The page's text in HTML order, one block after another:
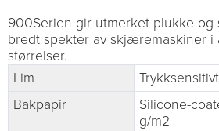
900Serien gir utmerket plukke
bredt spekter av skjæremaskiner
størrelser.
Lim
Bakpapir
Silicone-
g/m2